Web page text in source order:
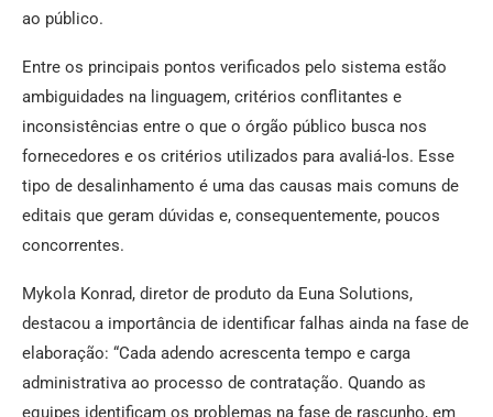
ao público.
Entre os principais pontos verificados pelo sistema estão
ambiguidades na linguagem, critérios conflitantes e
inconsistências entre o que o órgão público busca nos
fornecedores e os critérios utilizados para avaliá-los. Esse
tipo de desalinhamento é uma das causas mais comuns de
editais que geram dúvidas e, consequentemente, poucos
concorrentes.
Mykola Konrad, diretor de produto da Euna Solutions,
destacou a importância de identificar falhas ainda na fase de
elaboração: “Cada adendo acrescenta tempo e carga
administrativa ao processo de contratação. Quando as
equipes identificam os problemas na fase de rascunho, em